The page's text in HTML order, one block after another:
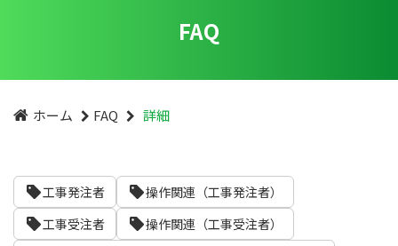
FAQ
ホーム FAQ 詳細
工事発注者
操作関連（工事発注者）
工事受注者
操作関連（工事受注者）